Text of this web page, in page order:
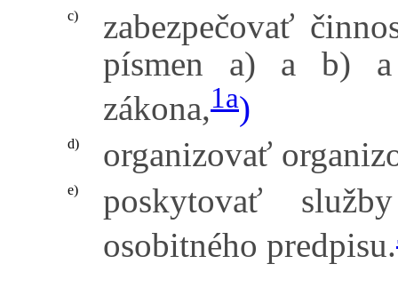
c)
zabezpečovať
písmen a) a b) a
zákona,1a)
d) organizovať
e)
poskytovať
osobitného predpisu.